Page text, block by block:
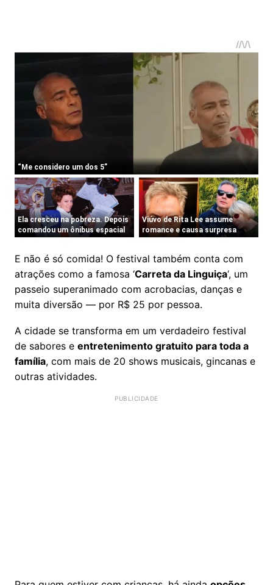
E não é só comida! O festival também conta com
atrações como a famosa ‘Carreta da Linguiça‘, um
passeio superanimado com acrobacias, danças e
muita diversão — por R$ 25 por pessoa.
A cidade se transforma em um verdadeiro festival
de sabores e entretenimento gratuito para toda a
família, com mais de 20 shows musicais, gincanas e
outras atividades.